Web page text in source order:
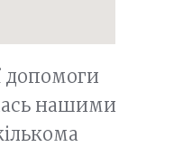
допомоги
нашими